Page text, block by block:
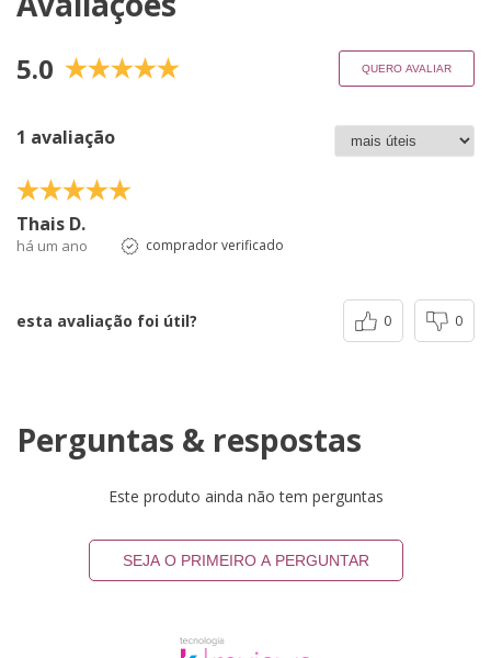
5.0 QUERO AVALIAR
1 avaliação
Thais D.
há um ano comprador verificado
esta avaliação foi útil? 0 0
Perguntas & respostas
Este produto ainda não tem perguntas
SEJA O PRIMEIRO A PERGUNTAR